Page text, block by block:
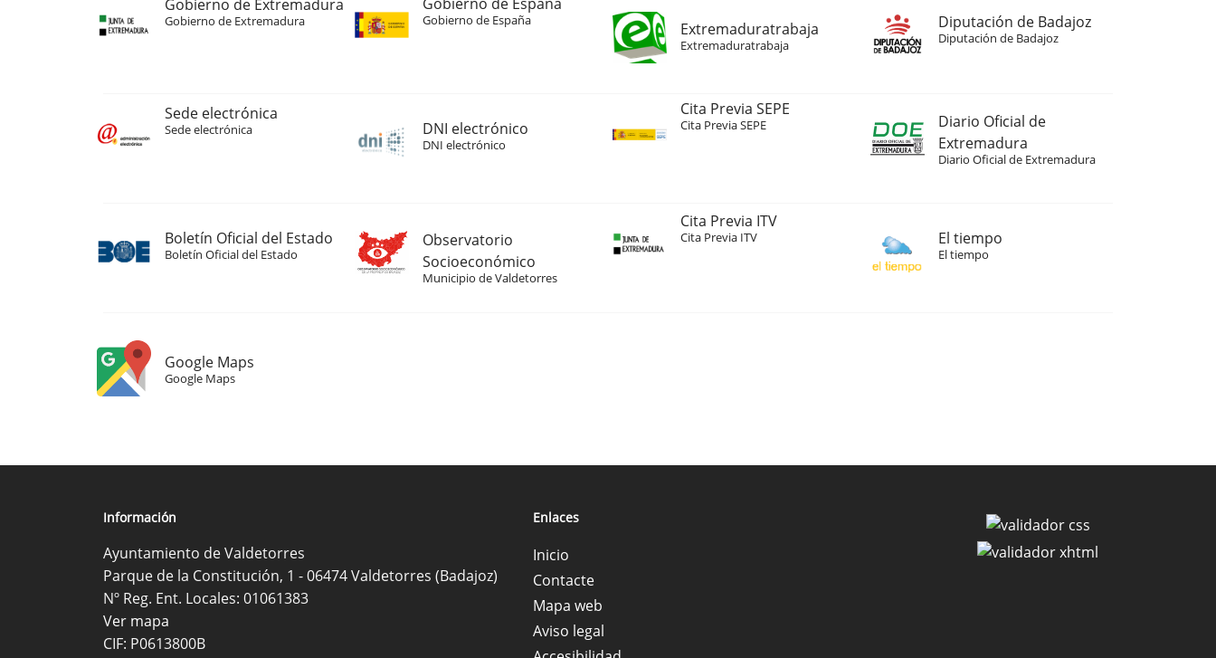
Gobierno de Extremadura
Gobierno de Extremadura
Gobierno de España
Gobierno de España Extremaduratrabaja
Extremaduratrabaja
Diputación de Badajoz
Diputación de Badajoz
Sede electrónica
Sede electrónica DNI electrónico
DNI electrónico
Cita Previa SEPE
Cita Previa SEPE
Diario Oficial de
Extremadura
Diario Oficial de Extremadura
Boletín Oficial del Estado
Boletín Oficial del Estado
Observatorio
Socioeconómico
Municipio de Valdetorres
Cita Previa ITV
Cita Previa ITV El tiempo
El tiempo
Google Maps
Google Maps
Información
Ayuntamiento de Valdetorres
Parque de la Constitución, 1 - 06474 Valdetorres (Badajoz)
Nº Reg. Ent. Locales: 01061383
Ver mapa
CIF: P0613800B
Enlaces
Inicio
Contacte
Mapa web
Aviso legal